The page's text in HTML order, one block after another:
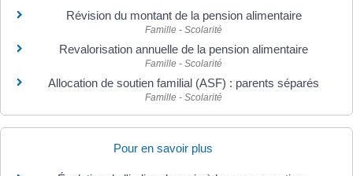
Révision du montant de la pension alimentaire
Famille - Scolarité
Revalorisation annuelle de la pension alimentaire
Famille - Scolarité
Allocation de soutien familial (ASF) : parents séparés
Famille - Scolarité
Pour en savoir plus